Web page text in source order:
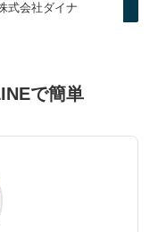
式会社ダイナ
で簡単